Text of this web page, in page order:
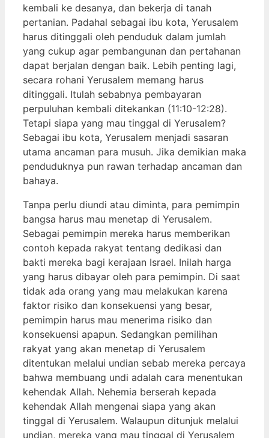
kembali ke desanya, dan bekerja di tanah
pertanian. Padahal sebagai ibu kota, Yerusalem
harus ditinggali oleh penduduk dalam jumlah
yang cukup agar pembangunan dan pertahanan
dapat berjalan dengan baik. Lebih penting lagi,
secara rohani Yerusalem memang harus
ditinggali. Itulah sebabnya pembayaran
perpuluhan kembali ditekankan (11:10-12:28).
Tetapi siapa yang mau tinggal di Yerusalem?
Sebagai ibu kota, Yerusalem menjadi sasaran
utama ancaman para musuh. Jika demikian maka
penduduknya pun rawan terhadap ancaman dan
bahaya.
Tanpa perlu diundi atau diminta, para pemimpin
bangsa harus mau menetap di Yerusalem.
Sebagai pemimpin mereka harus memberikan
contoh kepada rakyat tentang dedikasi dan
bakti mereka bagi kerajaan Israel. Inilah harga
yang harus dibayar oleh para pemimpin. Di saat
tidak ada orang yang mau melakukan karena
faktor risiko dan konsekuensi yang besar,
pemimpin harus mau menerima risiko dan
konsekuensi apapun. Sedangkan pemilihan
rakyat yang akan menetap di Yerusalem
ditentukan melalui undian sebab mereka percaya
bahwa membuang undi adalah cara menentukan
kehendak Allah. Nehemia berserah kepada
kehendak Allah mengenai siapa yang akan
tinggal di Yerusalem. Walaupun ditunjuk melalui
undian, mereka yang mau tinggal di Yerusalem